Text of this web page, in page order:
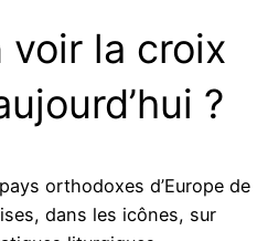
la croix
?
orthodoxes d’Europe de
dans les icônes, sur